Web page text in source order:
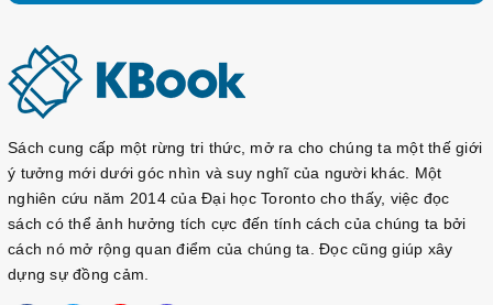
회사
여행
공원 가기
교통
건강
출장
음악 감상
조깅
Sách cung cấp một rừng tri thức, mở ra cho chúng ta một thế giới
ý tưởng mới dưới góc nhìn và suy nghĩ của người khác. Một
nghiên cứu năm 2014 của Đại học Toronto cho thấy, việc đọc
sách có thể ảnh hưởng tích cực đến tính cách của chúng ta bởi
cách nó mở rộng quan điểm của chúng ta. Đọc cũng giúp xây
dựng sự đồng cảm.